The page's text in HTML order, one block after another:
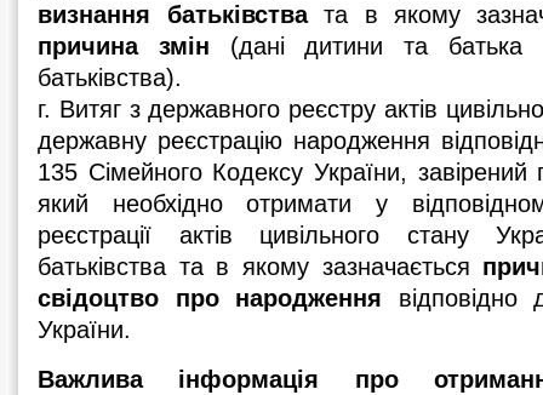
визнання батьківствата в якому
причина змін (дані дитини та батька
батьківства).
г. Витяг з державного реєстру актів
державну реєстрацію народження
135 Сімейного Кодексу України, завірений
який необхідно отримати у
реєстрації актів цивільного стану
батьківства та в якому зазначається
свідоцтво про народження відповідно
України.
Важлива інформація про